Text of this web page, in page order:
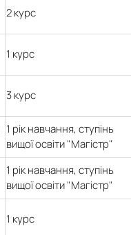
2 курс
1 курс
3 курс
1 рік навчання, ступінь
вищої освіти "Магістр"
1 рік навчання, ступінь
вищої освіти "Магістр"
1 курс